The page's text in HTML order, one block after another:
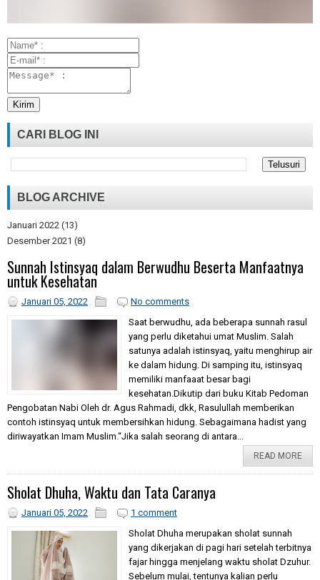
CARI BLOG INI
BLOG ARCHIVE
Januari 2022 (13)
Desember 2021 (8)
Sunnah Istinsyaq dalam Berwudhu Beserta Manfaatnya
untuk Kesehatan
Januari 05, 2022
No comments
Saat berwudhu, ada beberapa sunnah rasul
yang perlu diketahui umat Muslim. Salah
satunya adalah istinsyaq, yaitu menghirup air
ke dalam hidung. Di samping itu, istinsyaq
memiliki manfaaat besar bagi
kesehatan.Dikutip dari buku Kitab Pedoman
Pengobatan Nabi Oleh dr. Agus Rahmadi, dkk, Rasulullah memberikan
contoh istinsyaq untuk membersihkan hidung. Sebagaimana hadist yang
diriwayatkan Imam Muslim.“Jika salah seorang di antara...
READ MORE
Sholat Dhuha, Waktu dan Tata Caranya
Januari 05, 2022
1 comment
Sholat Dhuha merupakan sholat sunnah
yang dikerjakan di pagi hari setelah terbitnya
fajar hingga menjelang waktu sholat Dzuhur.
Sebelum mulai, tentunya kalian perlu